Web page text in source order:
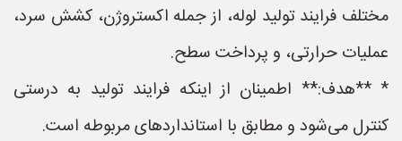
مختلف فرایند تولید لوله، از جمله اکستروژن، کشش سرد،
عملیات حرارتی، و پرداخت سطح.
* **هدف:** اطمینان از اینکه فرایند تولید به درستی
کنترل می‌شود و مطابق با استانداردهای مربوطه است.